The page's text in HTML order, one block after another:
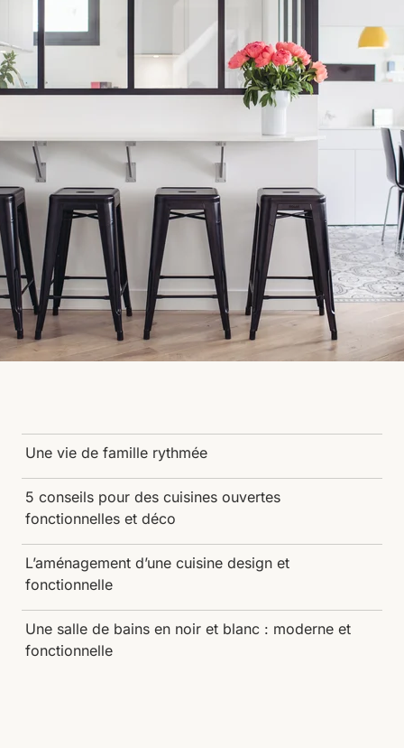
Une vie de famille rythmée
5 conseils pour des cuisines ouvertes
fonctionnelles et déco
L’aménagement d’une cuisine design et
fonctionnelle
Une salle de bains en noir et blanc : moderne et
fonctionnelle